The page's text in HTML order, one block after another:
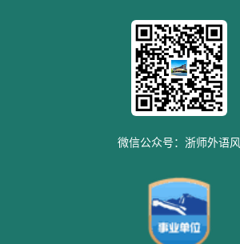
微信公众号：浙师外语风